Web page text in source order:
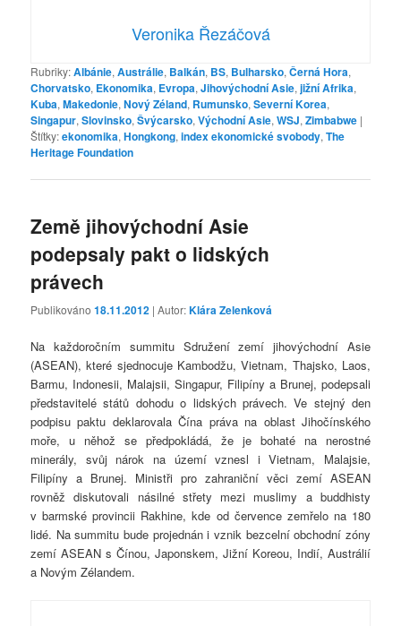
Veronika Řezáčová
Rubriky:Albánie,Austrálie, Balkán, BS, Bulharsko,Černá Hora,
Chorvatsko, Ekonomika, Evropa,Jihovýchodní Asie,jižní Afrika,
Kuba,Makedonie,Nový Zéland, Rumunsko,Severní Korea,
Singapur,Slovinsko,Švýcarsko,Východní Asie,WSJ,Zimbabwe |
Štítky:ekonomika,Hongkong,index ekonomické svobody,The
Heritage Foundation
Země jihovýchodní Asie
podepsaly pakt o lidských
právech
Publikováno18.11.2012 | Autor:Klára Zelenková
Na každoročním summitu Sdružení zemí jihovýchodní Asie
(ASEAN), které sjednocuje Kambodžu, Vietnam, Thajsko, Laos,
Barmu, Indonesii, Malajsii, Singapur, Filipíny a Brunej, podepsali
představitelé států dohodu o lidských právech. Ve stejný den
podpisu paktu deklarovala Čína práva na oblast Jihočínského
moře, u něhož se předpokládá, že je bohaté na nerostné
minerály, svůj nárok na území vznesl i Vietnam, Malajsie,
Filipíny a Brunej. Ministři pro zahraniční věci zemí ASEAN
rovněž diskutovali násilné střety mezi muslimy a buddhisty
v barmské provincii Rakhine, kde od července zemřelo na 180
lidé. Na summitu bude projednán i vznik bezcelní obchodní zóny
zemí ASEAN s Čínou, Japonskem, Jižní Koreou, Indií, Austrálií
a Novým Zélandem.